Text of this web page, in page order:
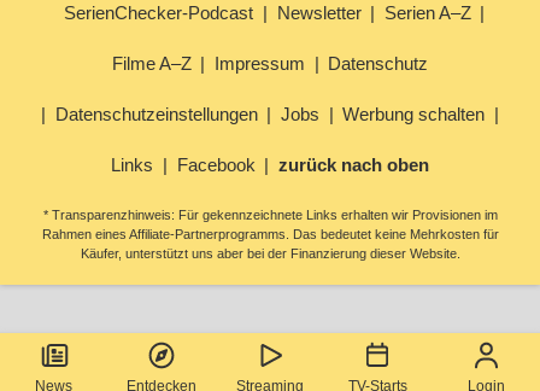
News Entdecken Streaming TV-Starts Login
SerienChecker-Podcast Newsletter Serien A–Z
Filme A–Z Impressum Datenschutz
Datenschutzeinstellungen Jobs Werbung schalten
Links Facebook zurück nach oben
* Transparenzhinweis: Für gekennzeichnete Links erhalten wir Provisionen im
Rahmen eines Affiliate-Partnerprogramms. Das bedeutet keine Mehrkosten für
Käufer, unterstützt uns aber bei der Finanzierung dieser Website.